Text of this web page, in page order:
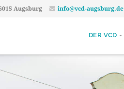
Augsburg info@vcd-augsburg.de
DER VCD